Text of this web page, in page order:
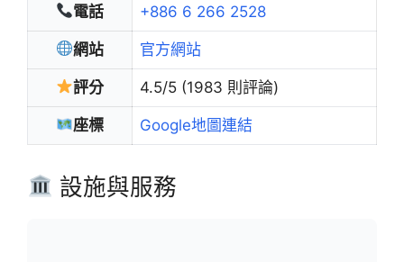
電話 +886 6 266 2528
網站 官方網站
評分 4.5/5 (1983 則評論)
座標 Google地圖連結
設施與服務